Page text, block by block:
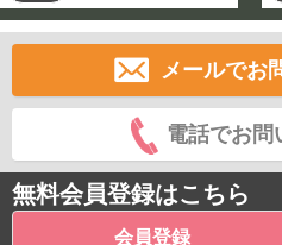
メールでお
電話でお問
無料会員登録はこちら
会員登録